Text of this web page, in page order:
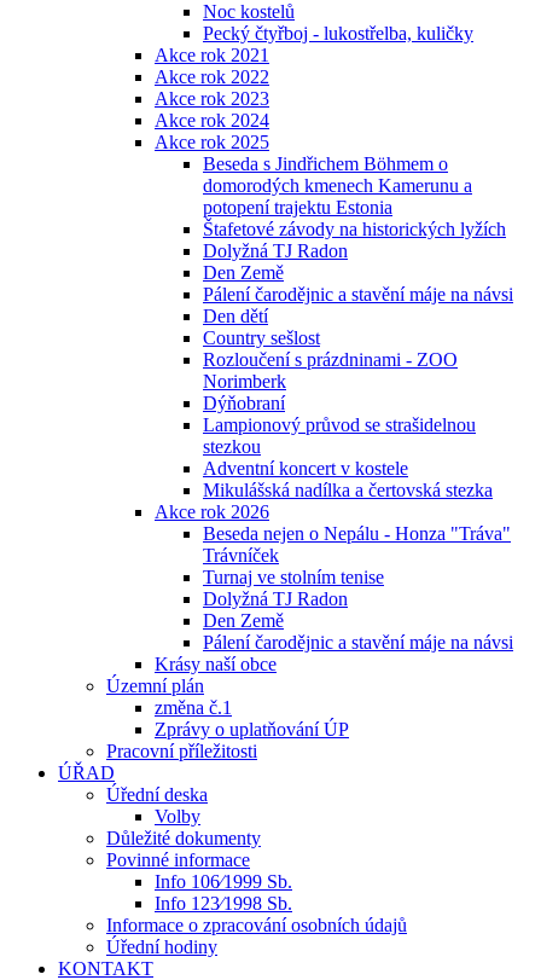
Noc kostelů
Pecký čtyřboj - lukostřelba, kuličky
Akce rok 2021
Akce rok 2022
Akce rok 2023
Akce rok 2024
Akce rok 2025
Beseda s Jindřichem Böhmem o
domorodých kmenech Kamerunu a
potopení trajektu Estonia
Štafetové závody na historických lyžích
Dolyžná TJ Radon
Den Země
Pálení čarodějnic a stavění máje na návsi
Den dětí
Country sešlost
Rozloučení s prázdninami - ZOO
Norimberk
Dýňobraní
Lampionový průvod se strašidelnou
stezkou
Adventní koncert v kostele
Mikulášská nadílka a čertovská stezka
Akce rok 2026
Beseda nejen o Nepálu - Honza "Tráva"
Trávníček
Turnaj ve stolním tenise
Dolyžná TJ Radon
Den Země
Pálení čarodějnic a stavění máje na návsi
Krásy naší obce
Územní plán
změna č.1
Zprávy o uplatňování ÚP
Pracovní příležitosti
ÚŘAD
Úřední deska
Volby
Důležité dokumenty
Povinné informace
Info 106⁄1999 Sb.
Info 123⁄1998 Sb.
Informace o zpracování osobních údajů
Úřední hodiny
KONTAKT